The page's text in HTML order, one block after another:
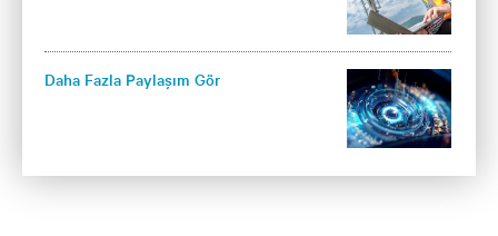
Daha Fazla Paylaşım Gör